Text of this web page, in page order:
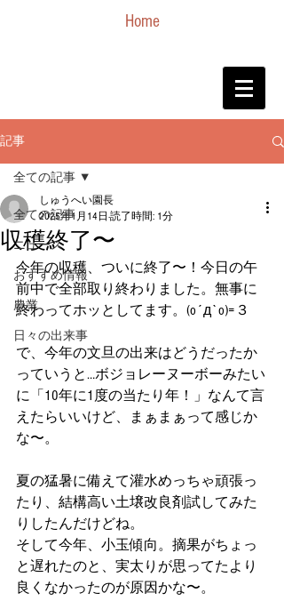
Home
記事
全ての記事
ニュース
おすすめ情報
農業
日々の出来事
全ての記事
収穫終了〜
しゅうへい園長
2025年1月14日 読了時間: 1分
今年の収穫、ついに終了〜！今日の午
前中で全部取り終わりました。無事に
終わってホッとしてます。(o´д`o)=３
で、今年の文旦の出来はどうだったか
っていうと…ボジョレーヌーボーみたい
に「10年に1度の当たり年！」なんて言
えたらいいけど、まぁまぁって感じか
な〜。
夏の猛暑に備えて灌水めっちゃ頑張っ
たり、結構高い土壌改良剤試してみた
りしたんだけどね。
そして今年、小玉傾向。摘果がちょっ
と遅れたのと、実太りが思ってたより
良くなかったのが原因かな〜。